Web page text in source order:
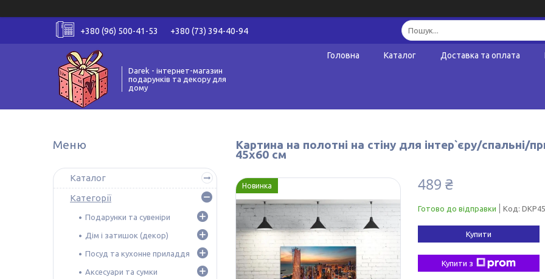
+380 (96) 500-41-53 +380 (73) 394-40-94
Darek - інтернет-магазин
подарунків та декору для
дому
Головна Каталог Доставка та оплата
Картина на полотні на стіну для інтер`єру/спальні/
45х60 см
Новинка 489 ₴
Готово до відправки Код:
Купити
Купити з
Каталог
Категорії
Подарунки та сувеніри
Дім і затишок (декор)
Посуд та кухонне приладдя
Аксесуари та сумки